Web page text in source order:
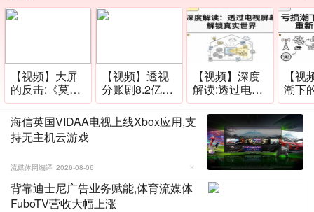
【视频】大屏
的反击:《莫得
闲》重写电视
规则
【视频】透视
分账剧8.2亿票
房的商业逻辑
【视频】深度
解读:透过电视
屏幕解锁真实
世界
【视
潮下
重新
海信英国VIDAA电视上线Xbox应用,支
持无主机云游戏
流媒体网编译 2026-08-06
背靠迪士尼广告业务赋能,体育流媒体
FuboTV营收大幅上涨